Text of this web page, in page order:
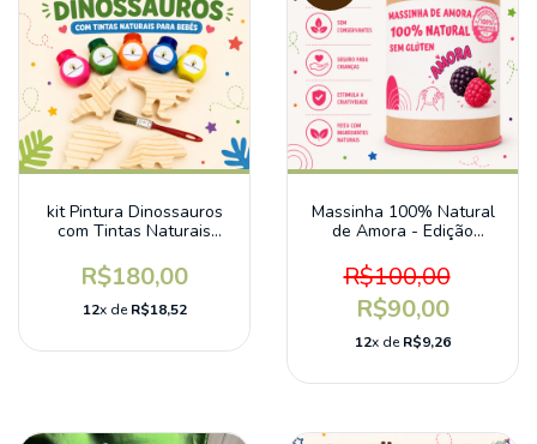
kit Pintura Dinossauros
com Tintas Naturais
R$180,00
12x deR$18,52
Massinha 100% Natural
de Amora - Edição
R$100,00
R$90,00
12x deR$9,26